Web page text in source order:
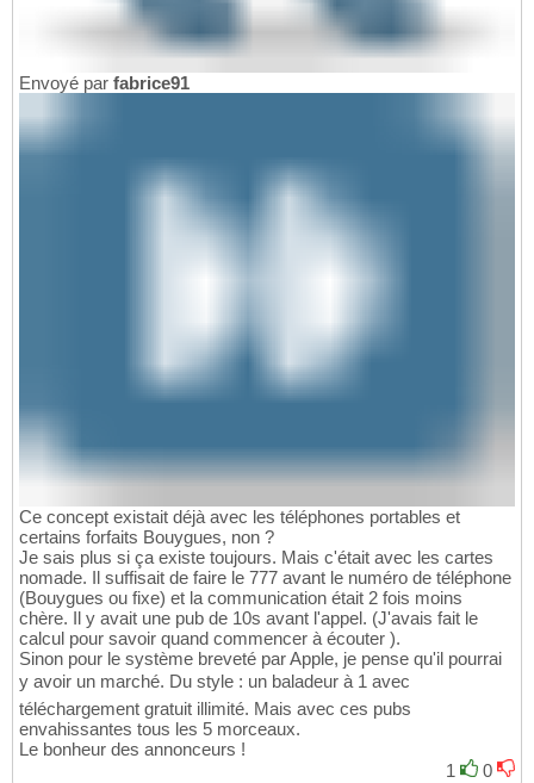
Envoyé par fabrice91
Ce concept existait déjà avec les téléphones portables et
certains forfaits Bouygues, non ?
Je sais plus si ça existe toujours. Mais c'était avec les cartes
nomade. Il suffisait de faire le 777 avant le numéro de téléphone
(Bouygues ou fixe) et la communication était 2 fois moins
chère. Il y avait une pub de 10s avant l'appel. (J'avais fait le
calcul pour savoir quand commencer à écouter ).
Sinon pour le système breveté par Apple, je pense qu'il pourrai
y avoir un marché. Du style : un baladeur à 1 avec
téléchargement gratuit illimité. Mais avec ces pubs
envahissantes tous les 5 morceaux.
Le bonheur des annonceurs !
1
0